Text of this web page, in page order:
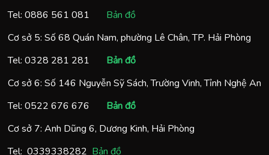
Tel: 0886 561 081
Bản đồ
Cơ sở 5: Số 68 Quán Nam, phường Lê Chân, TP. Hải Phòng
Tel: 0328 281 281
Bản đồ
Cơ sở 6: Số 146 Nguyễn Sỹ Sách, Trường Vinh, Tỉnh Nghệ An
Tel: 0522 676 676
Bản đồ
Cơ sở 7: Anh Dũng 6, Dương Kinh, Hải Phòng
Tel: 0339338282 Bản đồ